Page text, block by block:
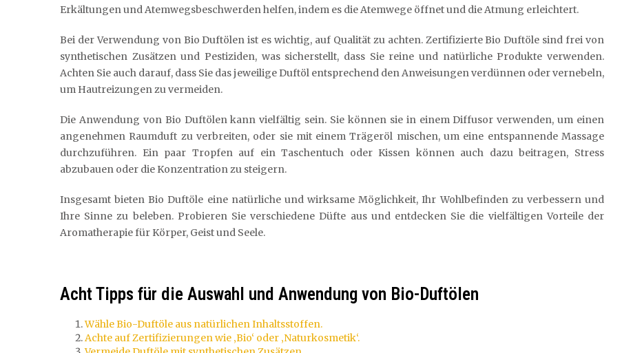
Erkältungen und Atemwegsbeschwerden helfen, indem es die Atemwege öffnet und die Atmung erleichtert.
Bei der Verwendung von Bio Duftölen ist es wichtig, auf Qualität zu achten. Zertifizierte Bio Duftöle sind frei von
synthetischen Zusätzen und Pestiziden, was sicherstellt, dass Sie reine und natürliche Produkte verwenden.
Achten Sie auch darauf, dass Sie das jeweilige Duftöl entsprechend den Anweisungen verdünnen oder vernebeln,
um Hautreizungen zu vermeiden.
Die Anwendung von Bio Duftölen kann vielfältig sein. Sie können sie in einem Diffusor verwenden, um einen
angenehmen Raumduft zu verbreiten, oder sie mit einem Trägeröl mischen, um eine entspannende Massage
durchzuführen. Ein paar Tropfen auf ein Taschentuch oder Kissen können auch dazu beitragen, Stress
abzubauen oder die Konzentration zu steigern.
Insgesamt bieten Bio Duftöle eine natürliche und wirksame Möglichkeit, Ihr Wohlbefinden zu verbessern und
Ihre Sinne zu beleben. Probieren Sie verschiedene Düfte aus und entdecken Sie die vielfältigen Vorteile der
Aromatherapie für Körper, Geist und Seele.
Acht Tipps für die Auswahl und Anwendung von Bio-Duftölen
Wähle Bio-Duftöle aus natürlichen Inhaltsstoffen.
Achte auf Zertifizierungen wie ‚Bio‘ oder ‚Naturkosmetik‘.